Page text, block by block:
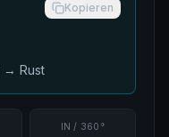
Kopieren
→ Rust
IN / 360°